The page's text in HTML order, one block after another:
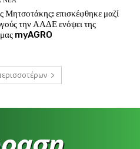
Μητσοτάκης: επισκέφθηκε μαζί
την ΑΑΔΕ ενόψει της
myAGRO